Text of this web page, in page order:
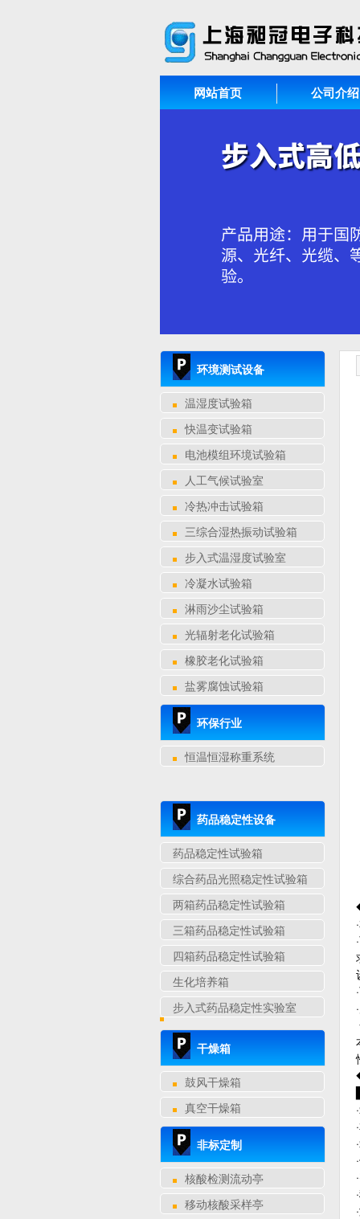
网站首页 公司介绍
环境测试设备
温湿度试验箱
快温变试验箱
电池模组环境试验箱
人工气候试验室
冷热冲击试验箱
三综合湿热振动试验箱
步入式温湿度试验室
冷凝水试验箱
淋雨沙尘试验箱
光辐射老化试验箱
橡胶老化试验箱
盐雾腐蚀试验箱
环保行业
恒温恒湿称重系统
药品稳定性设备
药品稳定性试验箱
综合药品光照稳定性试验箱
两箱药品稳定性试验箱
三箱药品稳定性试验箱
四箱药品稳定性试验箱
生化培养箱
步入式药品稳定性实验室
干燥箱
鼓风干燥箱
真空干燥箱
非标定制
核酸检测流动亭
移动核酸采样亭